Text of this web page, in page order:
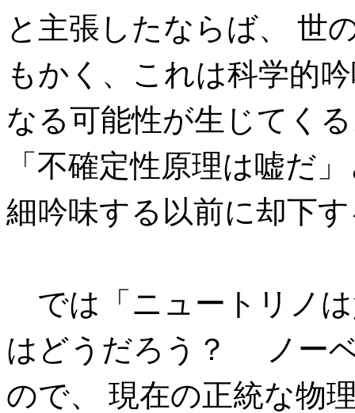
と主張したならば、 世
もかく、これは科学的
なる可能性が生じてく
「不確定性原理は嘘だ
細吟味する以前に却下
では「ニュートリノ
はどうだろう？ ノー
ので、 現在の正統な物